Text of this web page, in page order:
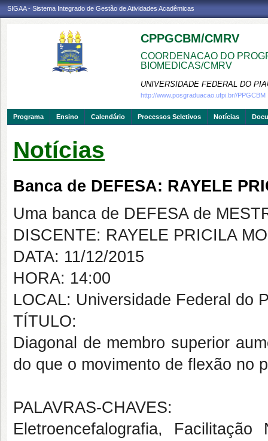
SIGAA - Sistema Integrado de Gestão de Atividades Acadêmicas
CPPGCBM/CMRV
COORDENACAO DO
BIOMEDICAS/CMRV
UNIVERSIDADE FEDERAL DO
http://www.posgraduacao.ufpi.br//PPGCBM
Programa Ensino Calendário Processos Seletivos Notícias
Notícias
Banca de DEFESA: RAYELE
Uma banca de DEFESA de
DISCENTE: RAYELE PRICILA
DATA: 11/12/2015
HORA: 14:00
LOCAL: Universidade Federal do
TÍTULO:
Diagonal de membro superior
do que o movimento de flexão no
PALAVRAS-CHAVES:
Eletroencefalografia, Facilitação